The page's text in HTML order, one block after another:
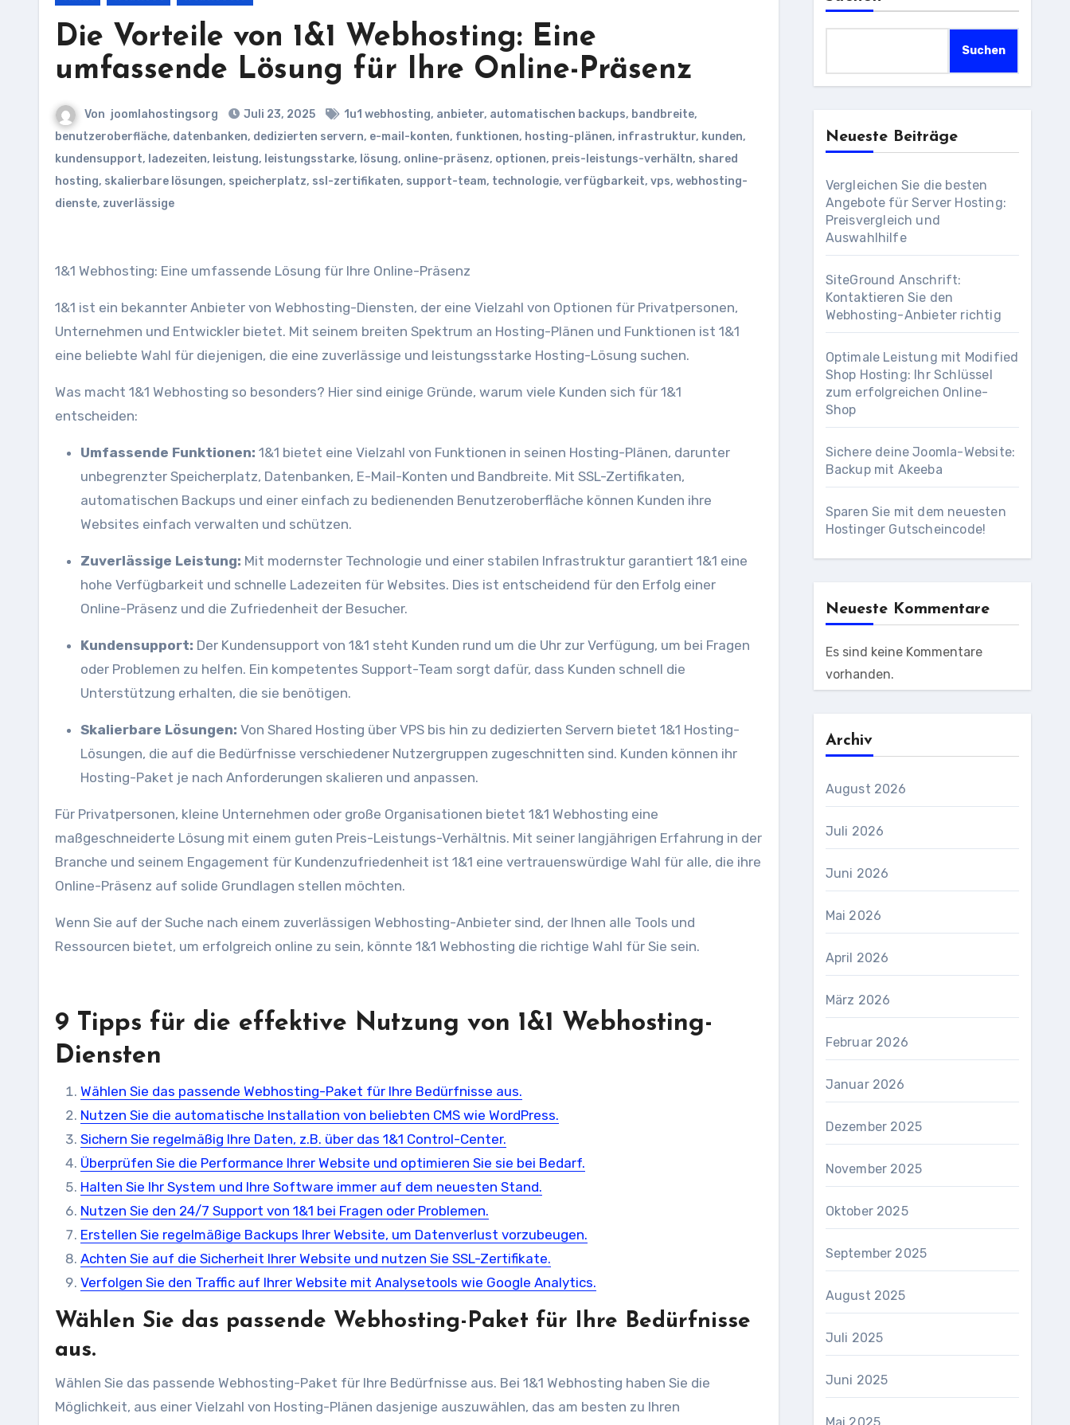
Die Vorteile von 1&1 Webhosting: Eine
umfassende Lösung für Ihre Online-Präsenz
Von joomlahostingsorg Juli 23, 2025 1u1 webhosting, anbieter, automatischen backups, bandbreite,
benutzeroberfläche, datenbanken, dedizierten servern, e-mail-konten, funktionen, hosting-plänen, infrastruktur, kunden,
kundensupport, ladezeiten, leistung, leistungsstarke, lösung, online-präsenz, optionen, preis-leistungs-verhältn, shared
hosting, skalierbare lösungen, speicherplatz, ssl-zertifikaten, support-team, technologie, verfügbarkeit, vps, webhosting-
dienste, zuverlässige
1&1 Webhosting: Eine umfassende Lösung für Ihre Online-Präsenz
1&1 ist ein bekannter Anbieter von Webhosting-Diensten, der eine Vielzahl von Optionen für Privatpersonen,
Unternehmen und Entwickler bietet. Mit seinem breiten Spektrum an Hosting-Plänen und Funktionen ist 1&1
eine beliebte Wahl für diejenigen, die eine zuverlässige und leistungsstarke Hosting-Lösung suchen.
Was macht 1&1 Webhosting so besonders? Hier sind einige Gründe, warum viele Kunden sich für 1&1
entscheiden:
Umfassende Funktionen: 1&1 bietet eine Vielzahl von Funktionen in seinen Hosting-Plänen, darunter
unbegrenzter Speicherplatz, Datenbanken, E-Mail-Konten und Bandbreite. Mit SSL-Zertifikaten,
automatischen Backups und einer einfach zu bedienenden Benutzeroberfläche können Kunden ihre
Websites einfach verwalten und schützen.
Zuverlässige Leistung: Mit modernster Technologie und einer stabilen Infrastruktur garantiert 1&1 eine
hohe Verfügbarkeit und schnelle Ladezeiten für Websites. Dies ist entscheidend für den Erfolg einer
Online-Präsenz und die Zufriedenheit der Besucher.
Kundensupport: Der Kundensupport von 1&1 steht Kunden rund um die Uhr zur Verfügung, um bei Fragen
oder Problemen zu helfen. Ein kompetentes Support-Team sorgt dafür, dass Kunden schnell die
Unterstützung erhalten, die sie benötigen.
Skalierbare Lösungen: Von Shared Hosting über VPS bis hin zu dedizierten Servern bietet 1&1 Hosting-
Lösungen, die auf die Bedürfnisse verschiedener Nutzergruppen zugeschnitten sind. Kunden können ihr
Hosting-Paket je nach Anforderungen skalieren und anpassen.
Für Privatpersonen, kleine Unternehmen oder große Organisationen bietet 1&1 Webhosting eine
maßgeschneiderte Lösung mit einem guten Preis-Leistungs-Verhältnis. Mit seiner langjährigen Erfahrung in der
Branche und seinem Engagement für Kundenzufriedenheit ist 1&1 eine vertrauenswürdige Wahl für alle, die ihre
Online-Präsenz auf solide Grundlagen stellen möchten.
Wenn Sie auf der Suche nach einem zuverlässigen Webhosting-Anbieter sind, der Ihnen alle Tools und
Ressourcen bietet, um erfolgreich online zu sein, könnte 1&1 Webhosting die richtige Wahl für Sie sein.
9 Tipps für die effektive Nutzung von 1&1 Webhosting-
Diensten
Wählen Sie das passende Webhosting-Paket für Ihre Bedürfnisse aus.
Nutzen Sie die automatische Installation von beliebten CMS wie WordPress.
Sichern Sie regelmäßig Ihre Daten, z.B. über das 1&1 Control-Center.
Überprüfen Sie die Performance Ihrer Website und optimieren Sie sie bei Bedarf.
Halten Sie Ihr System und Ihre Software immer auf dem neuesten Stand.
Nutzen Sie den 24/7 Support von 1&1 bei Fragen oder Problemen.
Erstellen Sie regelmäßige Backups Ihrer Website, um Datenverlust vorzubeugen.
Achten Sie auf die Sicherheit Ihrer Website und nutzen Sie SSL-Zertifikate.
Verfolgen Sie den Traffic auf Ihrer Website mit Analysetools wie Google Analytics.
Wählen Sie das passende Webhosting-Paket für Ihre Bedürfnisse
aus.
Wählen Sie das passende Webhosting-Paket für Ihre Bedürfnisse aus. Bei 1&1 Webhosting haben Sie die
Möglichkeit, aus einer Vielzahl von Hosting-Plänen dasjenige auszuwählen, das am besten zu Ihren
Suchen
Neueste Beiträge
Vergleichen Sie die besten
Angebote für Server Hosting:
Preisvergleich und
Auswahlhilfe
SiteGround Anschrift:
Kontaktieren Sie den
Webhosting-Anbieter richtig
Optimale Leistung mit Modified
Shop Hosting: Ihr Schlüssel
zum erfolgreichen Online-
Shop
Sichere deine Joomla-Website:
Backup mit Akeeba
Sparen Sie mit dem neuesten
Hostinger Gutscheincode!
Neueste Kommentare
Es sind keine Kommentare
vorhanden.
Archiv
August 2026
Juli 2026
Juni 2026
Mai 2026
April 2026
März 2026
Februar 2026
Januar 2026
Dezember 2025
November 2025
Oktober 2025
September 2025
August 2025
Juli 2025
Juni 2025